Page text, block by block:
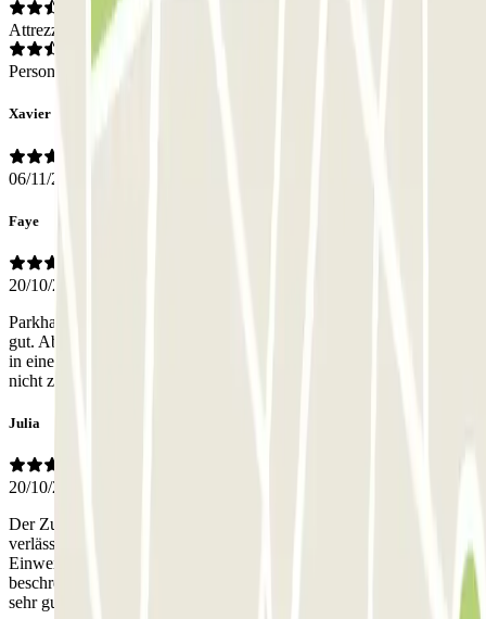
Attrezzatura
Personale
Xavier
06/11/2025
Faye
20/10/2025
Parkhaus ist vollkommen ok, Kennzeichenerkennung klappt sehr
gut. Aber es ist sehr schlecht zu finden. Das Parkhaus liegt versteckt
in einem Hinterhof. Ist nicht ausgeschildert und von der Strasse aus
nicht zu sehen und somit sehr schlecht zu finden.
Julia
20/10/2025
Der Zugang zum Parkhaus ist automatisiert und funktioniert
verlässlich! Sehr enges Parkhaus! Für größere Autos nur mit
Einweiser/Hilfe möglich! Es wäre gut gewesen näher zu
beschreiben was „zugewiesener Parkplatz“ heißt. Alles in allem,
sehr gut!